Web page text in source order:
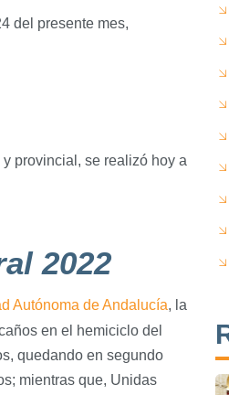
del presente mes,
provincial, se realizó hoy a
2022
Autónoma de Andalucía, la
en el hemiciclo del
quedando en segundo
mientras que, Unidas